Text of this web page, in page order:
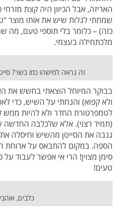
האריזה, אבל הכיוון היה קצת מזרחי
שמחתי לגלות שיש את אותו מוצר
כזה) – כלומר בלי תוספי טעם, מה
מלכתחילה בעצמי.
זה נראה למישהו כמו בשר?
בבוקר המיוחל הוצאתי בחשש את
ולא קפוא) והנחתי על השיש, כדי
לטמפרטורת החדר ולא להיות
(תמיד רצוי). אלא שלכלבה החדשה
הספה. במקום להתבאס על ארוחת
סימן מצוין! הרי אי אפשר לעבוד
טעים!
כלבים,